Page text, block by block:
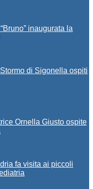
inaugurata la
di Sigonella ospiti
Ornella Giusto ospite
fa visita ai piccoli